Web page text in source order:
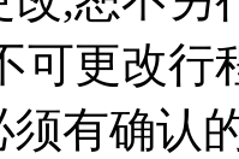
可更改行
有确认